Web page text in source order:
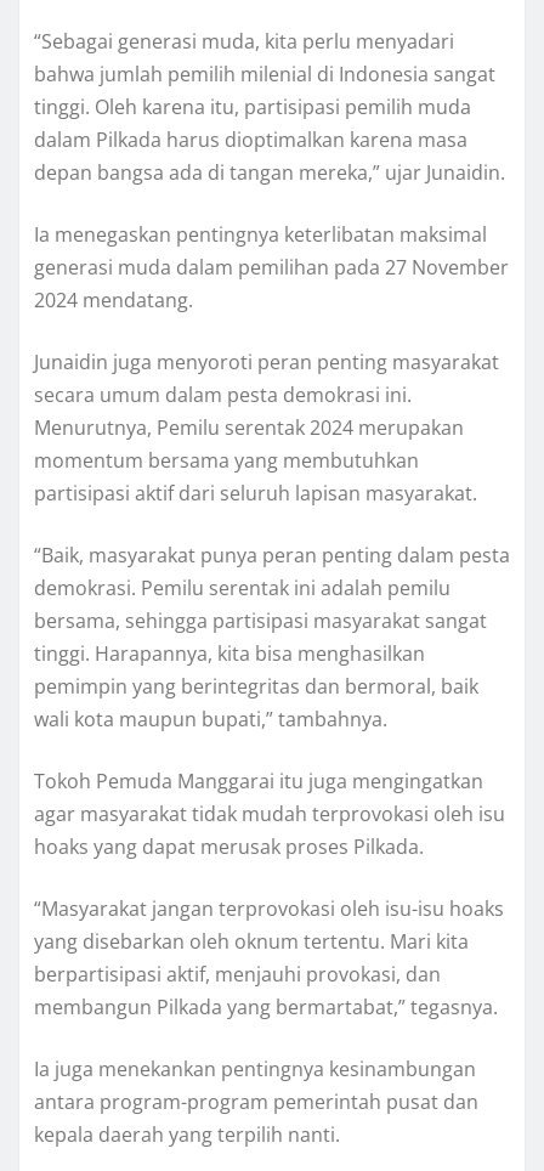
“Sebagai generasi muda, kita perlu menyadari
bahwa jumlah pemilih milenial di Indonesia sangat
tinggi. Oleh karena itu, partisipasi pemilih muda
dalam Pilkada harus dioptimalkan karena masa
depan bangsa ada di tangan mereka,” ujar Junaidin.
Ia menegaskan pentingnya keterlibatan maksimal
generasi muda dalam pemilihan pada 27 November
2024 mendatang.
Junaidin juga menyoroti peran penting masyarakat
secara umum dalam pesta demokrasi ini.
Menurutnya, Pemilu serentak 2024 merupakan
momentum bersama yang membutuhkan
partisipasi aktif dari seluruh lapisan masyarakat.
“Baik, masyarakat punya peran penting dalam pesta
demokrasi. Pemilu serentak ini adalah pemilu
bersama, sehingga partisipasi masyarakat sangat
tinggi. Harapannya, kita bisa menghasilkan
pemimpin yang berintegritas dan bermoral, baik
wali kota maupun bupati,” tambahnya.
Tokoh Pemuda Manggarai itu juga mengingatkan
agar masyarakat tidak mudah terprovokasi oleh isu
hoaks yang dapat merusak proses Pilkada.
“Masyarakat jangan terprovokasi oleh isu-isu hoaks
yang disebarkan oleh oknum tertentu. Mari kita
berpartisipasi aktif, menjauhi provokasi, dan
membangun Pilkada yang bermartabat,” tegasnya.
Ia juga menekankan pentingnya kesinambungan
antara program-program pemerintah pusat dan
kepala daerah yang terpilih nanti.